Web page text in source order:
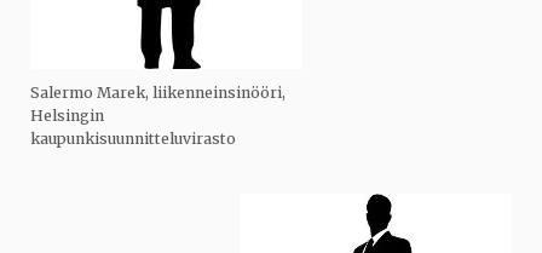
Salermo Marek, liikenneinsinööri,
Helsingin
kaupunkisuunnitteluvirasto